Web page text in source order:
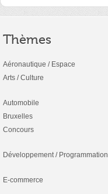
Thèmes
Aéronautique / Espace
Arts / Culture
Automobile
Bruxelles
Concours
Développement / Programmation
E-commerce